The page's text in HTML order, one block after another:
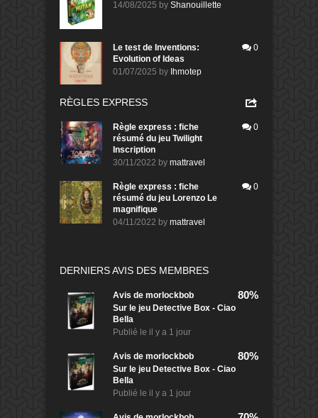
14/08/2025 by Shanouillette
Le test de Inventions:
Evolution of Ideas
01/07/2025 by Ihmotep
0
RÈGLES EXPRESS
Règle express : fiche
résumé du jeu Twilight
Inscription
30/11/2022 by mattravel
0
Règle express : fiche
résumé du jeu Lorenzo Le
magnifique
04/11/2022 by mattravel
0
DERNIERS AVIS DES MEMBRES
Avis de morlockbob
Sur le jeu Detective Box - Ciao
Bella
Publié le il y a 1 jour
80%
Avis de morlockbob
Sur le jeu Detective Box - Ciao
Bella
Publié le il y a 1 jour
80%